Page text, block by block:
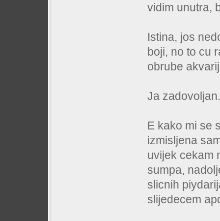
vidim unutra,
Istina, jos
boji, no to cu
obrube
Ja zadovoljan.
E kako mi se
izmisljena
uvijek cekam
sumpa,
slicnih
slijedecem